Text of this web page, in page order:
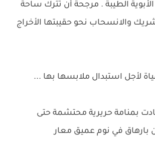
الطيبة . مرجحة أن تترك ساحة
والانسحاب نحو حقيبتها الأخراج
لأجل استبدال ملابسها بها ...
بمنامة حريرية محتشمة حتى
بارهاق في نوم عميق معار